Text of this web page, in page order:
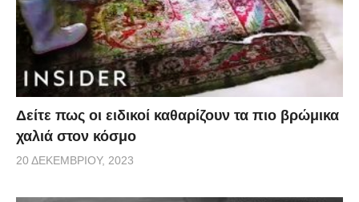
Δείτε πως οι ειδικοί καθαρίζουν τα πιο βρώμικα
χαλιά στον κόσμο
20 ΔΕΚΕΜΒΡΊΟΥ, 2023